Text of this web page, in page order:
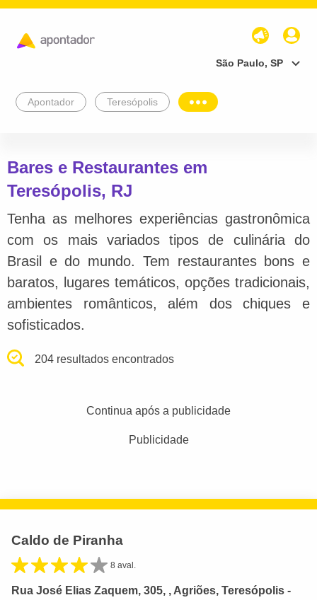
São Paulo, SP
Apontador Teresópolis
Bares e Restaurantes em
Teresópolis, RJ
Tenha as melhores experiências gastronômica
com os mais variados tipos de culinária do
Brasil e do mundo. Tem restaurantes bons e
baratos, lugares temáticos, opções tradicionais,
ambientes românticos, além dos chiques e
sofisticados.
204 resultados encontrados
Continua após a publicidade
Publicidade
Caldo de Piranha
8 aval.
Rua José Elias Zaquem, 305, , Agriões, Teresópolis -